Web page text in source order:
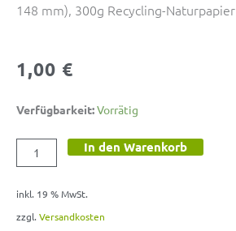
148 mm), 300g Recycling-Naturpapier
1,00 €
Verfügbarkeit:Vorrätig
Postkarte
Menge
In den Warenkorb
inkl. 19 % MwSt.
zzgl. Versandkosten